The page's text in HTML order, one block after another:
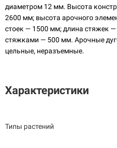
диаметром 12 мм. Высота
2600 мм; высота арочного
стоек — 1500 мм; длина стяжек
стяжками — 500 мм. Арочные
цельные, неразъемные.
Характеристики
Типы растений